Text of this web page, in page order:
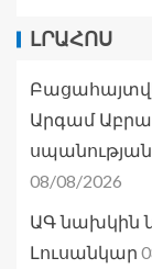
ԼՐԱՀՈՍ
Արգամ
սպանության
08/08/2026
ԱԳ նախկին
Լուսանկար